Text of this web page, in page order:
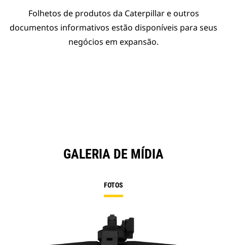
Folhetos de produtos da Caterpillar e outros
documentos informativos estão disponíveis para seus
negócios em expansão.
GALERIA DE MÍDIA
FOTOS